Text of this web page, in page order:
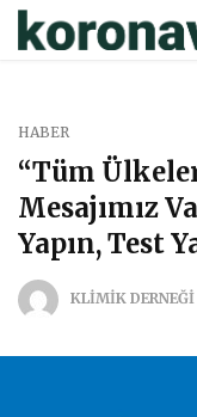
HABER
“Tüm
Mesajımız
Yapın, Test
KLİMİK DERNEĞİ